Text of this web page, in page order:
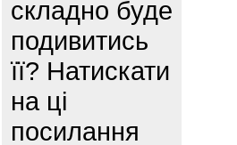
складно буде
подивитись
її? Натискати
на ці
посилання